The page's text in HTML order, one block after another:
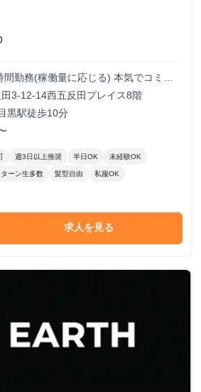
勤務(稼働量に応じる) 本気でコミッ
倒的な実績と報酬を得られる環境で
3-12-14西五反田プレイス8階
黒駅徒歩10分
週3日以上推奨 半日OK 未経験OK
ターン生多数 髪型自由 私服OK
求人を見る